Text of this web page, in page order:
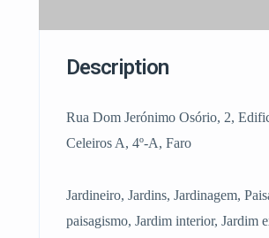
Description
Rua Dom Jerónimo Osório, 2,
Celeiros A, 4º-A, Faro
Jardineiro, Jardins, Jardinagem,
paisagismo, Jardim interior, Jardim